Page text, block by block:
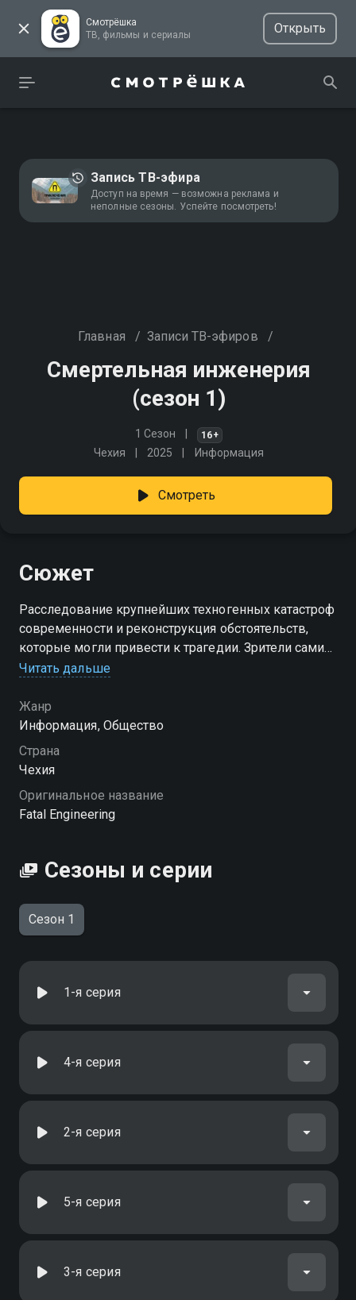
Смотрёшка
ТВ, фильмы и сериалы
Открыть
Запись ТВ-эфира
Доступ на время — возможна реклама и
неполные сезоны. Успейте посмотреть!
Главная / Записи ТВ-эфиров /
Смертельная инженерия
(сезон 1)
1 Сезон 16+
Чехия 2025 Информация
Смотреть
Сюжет
Расследование крупнейших техногенных катастроф
современности и реконструкция обстоятельств,
которые могли привести к трагедии. Зрители сами
решат, были ли они неизбежны
Посмотреть онлайн 1 сезон сериала Смертельная
инженерия вы можете совершенно бесплатно в
хорошем HD качестве на Смотрёшке
Читать дальше
Жанр
Информация, Общество
Страна
Чехия
Оригинальное название
Fatal Engineering
Сезоны и серии
Сезон 1
1-я серия
4-я серия
2-я серия
5-я серия
3-я серия